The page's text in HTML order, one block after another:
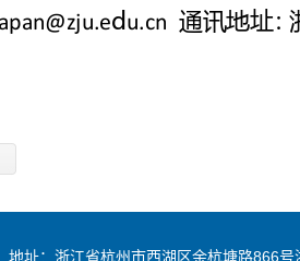
址：浙江省杭州市西湖区余杭塘路866号